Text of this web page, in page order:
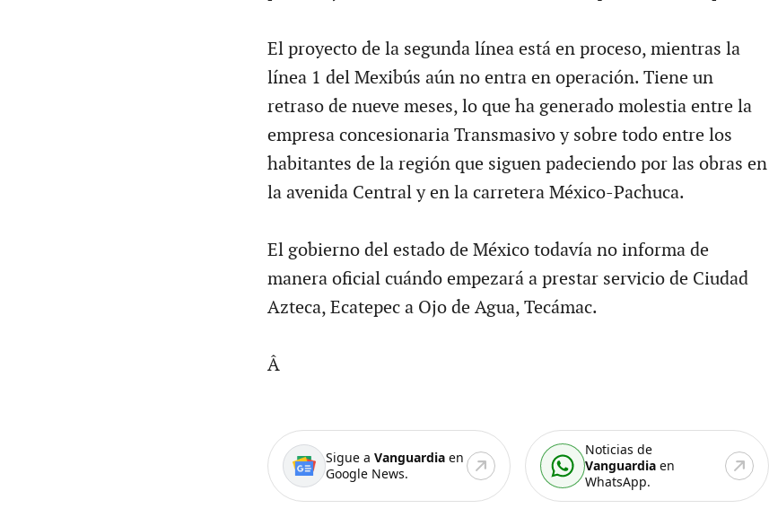
El proyecto de la segunda línea está en proceso, mientras la
línea 1 del Mexibús aún no entra en operación. Tiene un
retraso de nueve meses, lo que ha generado molestia entre la
empresa concesionaria Transmasivo y sobre todo entre los
habitantes de la región que siguen padeciendo por las obras en
la avenida Central y en la carretera México-Pachuca.
El gobierno del estado de México todavía no informa de
manera oficial cuándo empezará a prestar servicio de Ciudad
Azteca, Ecatepec a Ojo de Agua, Tecámac.
Â
Sigue a Vanguardiaen
Google News.
Noticias de
Vanguardia en
WhatsApp.